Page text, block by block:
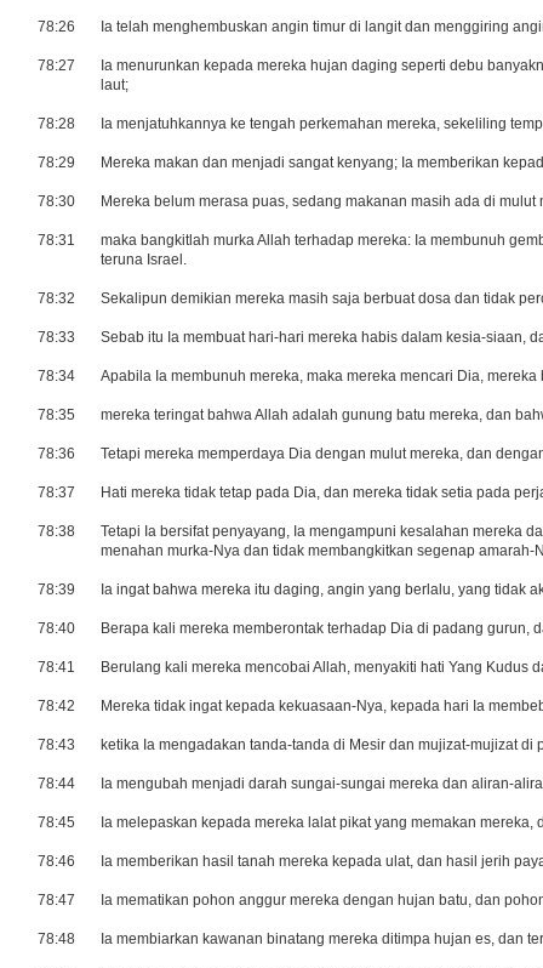
78:26 Ia telah menghembuskan angin timur di langit dan menggiring
78:27
Ia menurunkan kepada mereka hujan daging seperti debu
laut;
78:28 Ia menjatuhkannya ke tengah perkemahan mereka, sekeliling
78:29 Mereka makan dan menjadi sangat kenyang; Ia memberikan
78:30 Mereka belum merasa puas, sedang makanan masih ada di mulut
78:31
maka bangkitlah murka Allah terhadap mereka: Ia membunuh
teruna Israel.
78:32 Sekalipun demikian mereka masih saja berbuat dosa dan tidak
78:33 Sebab itu Ia membuat hari-hari mereka habis dalam kesia-siaan,
78:34 Apabila Ia membunuh mereka, maka mereka mencari Dia,
78:35 mereka teringat bahwa Allah adalah gunung batu mereka, dan
78:36 Tetapi mereka memperdaya Dia dengan mulut mereka, dan
78:37 Hati mereka tidak tetap pada Dia, dan mereka tidak setia pada
78:38
Tetapi Ia bersifat penyayang, Ia mengampuni kesalahan mereka
menahan murka-Nya dan tidak membangkitkan segenap amarah-
78:39 Ia ingat bahwa mereka itu daging, angin yang berlalu, yang tidak
78:40 Berapa kali mereka memberontak terhadap Dia di padang gurun,
78:41 Berulang kali mereka mencobai Allah, menyakiti hati Yang Kudus
78:42 Mereka tidak ingat kepada kekuasaan-Nya, kepada hari Ia
78:43 ketika Ia mengadakan tanda-tanda di Mesir dan mujizat-mujizat di
78:44 Ia mengubah menjadi darah sungai-sungai mereka dan aliran-
78:45 Ia melepaskan kepada mereka lalat pikat yang memakan
78:46 Ia memberikan hasil tanah mereka kepada ulat, dan hasil jerih
78:47 Ia mematikan pohon anggur mereka dengan hujan batu, dan
78:48 Ia membiarkan kawanan binatang mereka ditimpa hujan es, dan